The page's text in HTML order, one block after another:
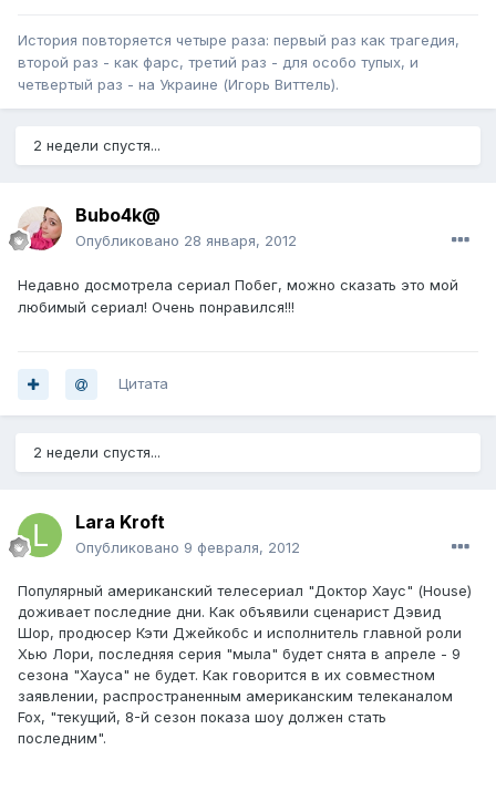
История повторяется четыре раза: первый раз как трагедия,
второй раз - как фарс, третий раз - для особо тупых, и
четвертый раз - на Украине (Игорь Виттель).
2 недели спустя...
Bubo4k@
Опубликовано 28 января, 2012
Недавно досмотрела сериал Побег, можно сказать это мой
любимый сериал! Очень понравился!!!
Цитата
2 недели спустя...
Lara Kroft
Опубликовано 9 февраля, 2012
Популярный американский телесериал "Доктор Хаус" (House)
доживает последние дни. Как объявили сценарист Дэвид
Шор, продюсер Кэти Джейкобс и исполнитель главной роли
Хью Лори, последняя серия "мыла" будет снята в апреле - 9
сезона "Хауса" не будет. Как говорится в их совместном
заявлении, распространенным американским телеканалом
Fox, "текущий, 8-й сезон показа шоу должен стать
последним".